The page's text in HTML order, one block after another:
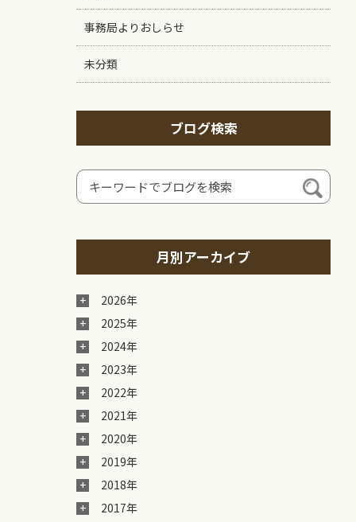
事務局よりおしらせ
未分類
ブログ検索
月別アーカイブ
2026年
2025年
2024年
2023年
2022年
2021年
2020年
2019年
2018年
2017年